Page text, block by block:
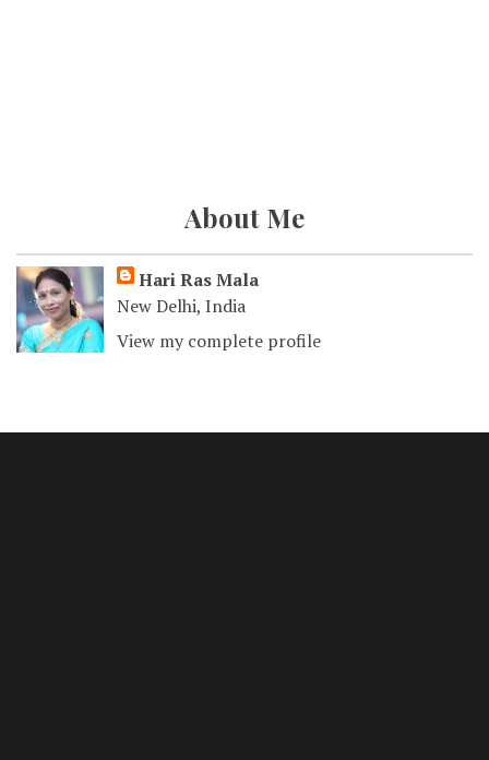
About Me
Hari Ras Mala
New Delhi, India
View my complete profile